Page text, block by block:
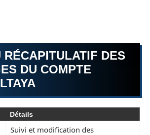
RÉCAPITULATIF DES
DU COMPTE
Détails
Suivi et modification des